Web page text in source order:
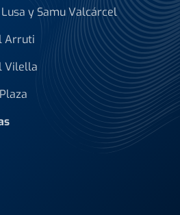
y Samu Valcárcel
Arruti
Vilella